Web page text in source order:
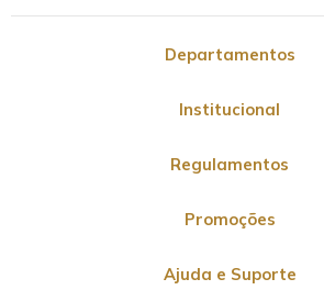
Departamentos
Institucional
Regulamentos
Promoções
Ajuda e Suporte